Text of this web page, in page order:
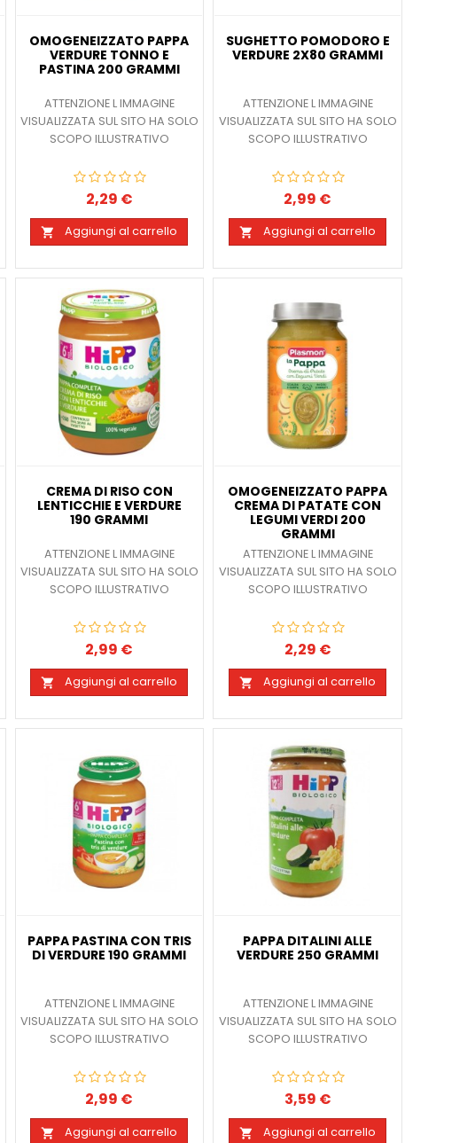
OMOGENEIZZATO PAPPA
VERDURE TONNO E
PASTINA 200 GRAMMI
ATTENZIONE L IMMAGINE
VISUALIZZATA SUL SITO HA SOLO
SCOPO ILLUSTRATIVO
Prezzo
2,29 €
 Aggiungi al carrello
SUGHETTO POMODORO E
VERDURE 2X80 GRAMMI
ATTENZIONE L IMMAGINE
VISUALIZZATA SUL SITO HA SOLO
SCOPO ILLUSTRATIVO
Prezzo
2,99 €
 Aggiungi al carrello
CREMA DI RISO CON
LENTICCHIE E VERDURE
190 GRAMMI
ATTENZIONE L IMMAGINE
VISUALIZZATA SUL SITO HA SOLO
SCOPO ILLUSTRATIVO
Prezzo
2,99 €
 Aggiungi al carrello
OMOGENEIZZATO PAPPA
CREMA DI PATATE CON
LEGUMI VERDI 200
GRAMMI
ATTENZIONE L IMMAGINE
VISUALIZZATA SUL SITO HA SOLO
SCOPO ILLUSTRATIVO
Prezzo
2,29 €
 Aggiungi al carrello
PAPPA PASTINA CON TRIS
DI VERDURE 190 GRAMMI
ATTENZIONE L IMMAGINE
VISUALIZZATA SUL SITO HA SOLO
SCOPO ILLUSTRATIVO
Prezzo
2,99 €
 Aggiungi al carrello
PAPPA DITALINI ALLE
VERDURE 250 GRAMMI
ATTENZIONE L IMMAGINE
VISUALIZZATA SUL SITO HA SOLO
SCOPO ILLUSTRATIVO
Prezzo
3,59 €
 Aggiungi al carrello